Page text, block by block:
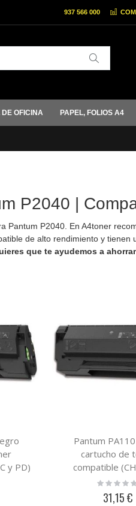
937 566 000
OFICINA PAPEL, FOLIOS A4
P2040 |
Pantum P2040. En A4toner
de alto rendimiento y tienen
que te ayudemos a
y PD)
Pantum
cartucho de
compatible
Rating:
31,15 €